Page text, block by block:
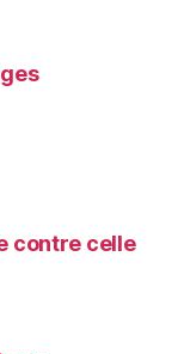
contre celle